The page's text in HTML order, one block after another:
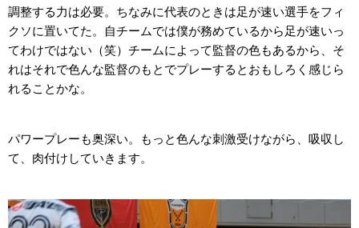
調整する力は必要。ちなみに代表のときは足が速い選手をフィ
クソに置いてた。自チームでは僕が務めているから足が速いっ
てわけではない（笑）チームによって監督の色もあるから、そ
れはそれで色んな監督のもとでプレーするとおもしろく感じら
れることかな。
パワープレーも奥深い。もっと色んな刺激受けながら、吸収し
て、肉付けしていきます。